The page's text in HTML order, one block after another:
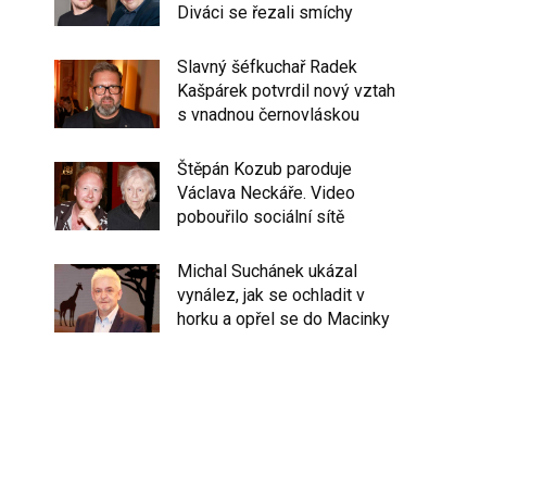
Diváci se řezali smíchy
Slavný šéfkuchař Radek
Kašpárek potvrdil nový vztah
s vnadnou černovláskou
Štěpán Kozub paroduje
Václava Neckáře. Video
pobouřilo sociální sítě
Michal Suchánek ukázal
vynález, jak se ochladit v
horku a opřel se do Macinky